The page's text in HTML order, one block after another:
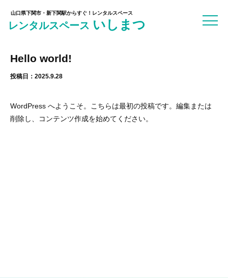
山口県下関市・新下関駅からすぐ！レンタルスペース
レンタルスペース いしまつ
Hello world!
投稿日：2025.9.28
WordPress へようこそ。こちらは最初の投稿です。編集または
削除し、コンテンツ作成を始めてください。